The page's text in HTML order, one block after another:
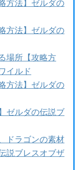
方法】ゼルダの
方法】ゼルダの
場所【攻略方
イルド
方法】ゼルダの
ゼルダの伝説ブ
ドラゴンの素材
説ブレスオブザ